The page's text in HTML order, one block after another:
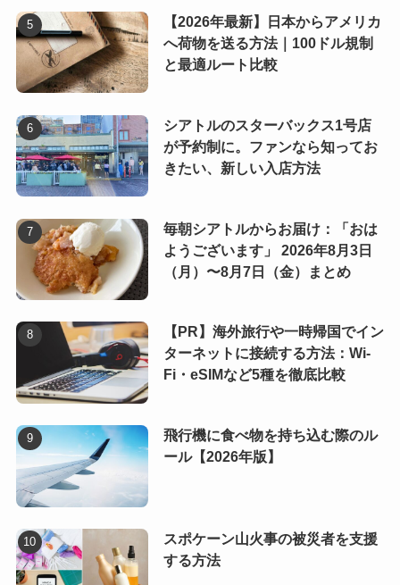
【2026年最新】日本からアメリカ
へ荷物を送る方法｜100ドル規制
と最適ルート比較
シアトルのスターバックス1号店
が予約制に。ファンなら知ってお
きたい、新しい入店方法
毎朝シアトルからお届け：「おは
ようございます」 2026年8月3日
（月）〜8月7日（金）まとめ
【PR】海外旅行や一時帰国でイン
ターネットに接続する方法：Wi-
Fi・eSIMなど5種を徹底比較
飛行機に食べ物を持ち込む際のル
ール【2026年版】
スポケーン山火事の被災者を支援
する方法